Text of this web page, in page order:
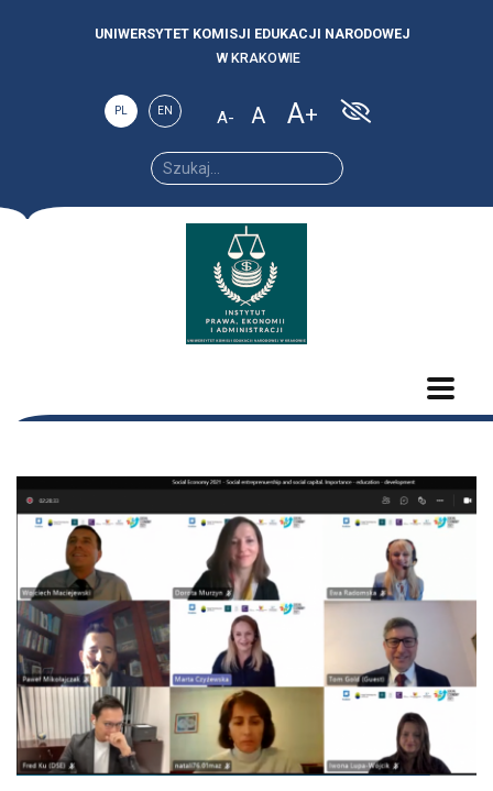
UNIWERSYTET KOMISJI EDUKACJI NARODOWEJ
W KRAKOWIE
PL EN
A
A
font
size.
A
font
size.